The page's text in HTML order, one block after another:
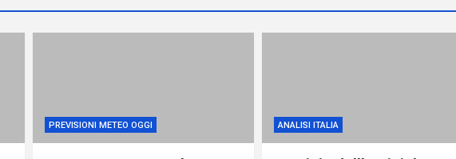
PREVISIONI METEO OGGI ANALISI ITALIA